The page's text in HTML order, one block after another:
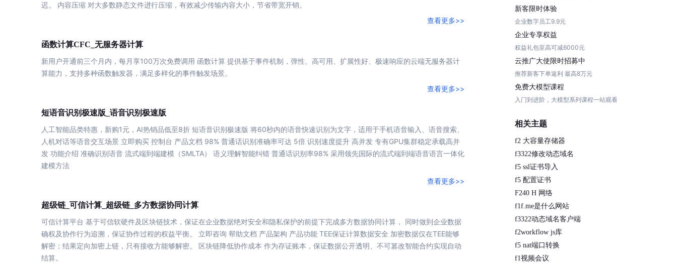
25年搜索沉淀，权威高质多模态信源
超3000万全行业词条，800万用户共吸纳
智能生成PPT
智能大纲汇总，文库资源沉淀
内置多种AI助手常见能力，深入理解用户意图，智能调度多种MCP工具
百度AI搜索 多智能体协作
基于业务本体驱动的企业数据智能平台
全功能AI开发平台BML
提供一站式AI开发、训练及推理环境，
AI原生应用
全球领先的可商用自我演化超级智能体
百度智能云数字员工
内容运营等8款数字员工焕新上线！免费体验！
云边协同、自主进化的视觉智能体平台
百度智能云客悦
大模型驱动的服务营销一体化AI应用
百度智能云灵医
医疗AI大模型，构建覆盖全场景的医疗AI生态
百度百舸·AI计算平台
大模型训推一体化基础设施，十万卡大规模集群
搭载百舸异构计算平台，提供高效的异构资源管理
搭载千帆大模型工具链平台，内置文心与精选开源大模型
多模态大模型的安全围栏，助力企业内容合规
迟。 内容压缩 对大多数静态文件进行压缩，有效减少传输内容大小， 节省带宽开销。
查看更多>>
函数计算CFC_无服务器计算
新用户开通前三个月内，每月享100万次免费调用 函数计算 提供基于事件机制，弹性、高可用、扩展性好、 极速响应的云端无服务器计
算能力，支持多种函数触发器，满足多样化的事件触发场景。
查看更多>>
短语音识别极速版_语音识别极速版
人工智能品类特惠，新购1元，AI热销品低至8折 短语音识别极速版 将60秒内的语音快速识别为文字，适用于手机语音输入、语音搜索、
人机对话等语音交互场景 立即购买 控制台 产品文档 98% 普通话识别准确率可达 5倍 识别速度提升 高并发 专有GPU集群稳定承载高并
发 功能介绍 准确识别语音 流式端到端建模（SMLTA） 语义理解智能纠错 普通话识别率98% 采用领先国际的流式端到端语音语言一体化
建模方法
查看更多>>
超级链_可信计算 _超级链_多方数据协同计算
可信计算平台 基于可信软硬件及区块链技术 ，保证在企业数据绝对安全和隐私保护的前提下完成多方数据协同计算 ， 同时做到企业数据
确权及协作行为追溯，保证协作过程的权益平衡。 立即咨询 帮助文档 产品架构 产品功能 TEE保证计算数据安全 加密数据仅在TEE能够
解密；结果定向加密上链，只有接收方能够解密。 区块链降低协作成本 作为存证账本，保证数据公开透明、不可篡改智能合约实现自动
结算。
新客限时体验
企业数字员工9.9元
企业专享权益
权益礼包至高可减6000元
云推广大使限时招募中
推荐新客下单返利 最高8万元
免费大模型课程
入门到进阶，大模型系列课程一站观看
相关主题
f2 大容量存储器
f3322修改动态域名
f5 ssl证书导入
f5 配置证书
F240 H 网络
f1f.me是什么网站
f3322动态域名客户端
f2workflow js库
f5 nat端口转换
f1视频会议